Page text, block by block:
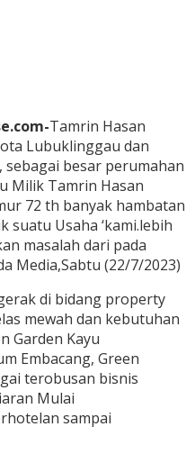
Tamrin Hasan
Lubuklinggau dan
sebagai besar perumahan
Milik Tamrin Hasan
72 th banyak hambatan
Usaha ‘kami.lebih
masalah dari pada
Media,Sabtu (22/7/2023)
di bidang property
mewah dan kebutuhan
Garden Kayu
Embacang, Green
terobusan bisnis
Mulai
sampai